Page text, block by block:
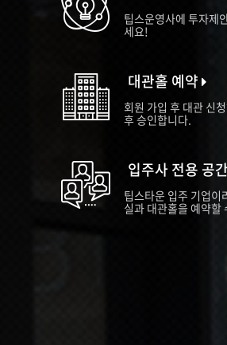
팁스운영사에 투자제
세요!
대관홀 예약
회원 가입 후 대관 신
후 승인합니다.
입주사 전용 공
팁스타운 입주 기업이
실과 대관홀을 예약할